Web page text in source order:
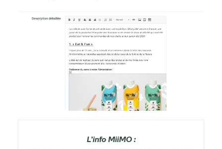
L’info MiiMO :